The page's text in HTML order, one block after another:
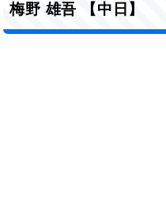
梅野 雄吾 【中日】